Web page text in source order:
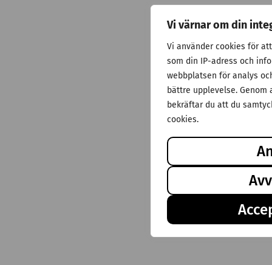
Vi värnar om din
Vi använder cookies för
som din IP-adress och
webbplatsen för analys
bättre upplevelse.
bekräftar du att du
cookies.